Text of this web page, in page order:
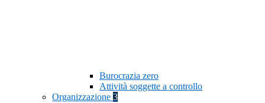
Burocrazia zero
Attività soggette a controllo
Organizzazione 3